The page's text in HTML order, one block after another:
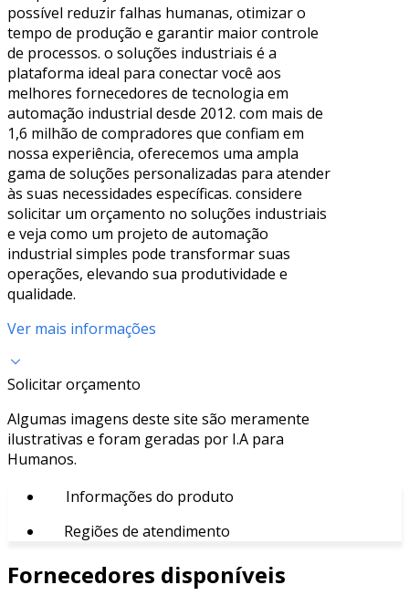
possível reduzir falhas humanas, otimizar o
tempo de produção e garantir maior controle
de processos. o soluções industriais é a
plataforma ideal para conectar você aos
melhores fornecedores de tecnologia em
automação industrial desde 2012. com mais de
1,6 milhão de compradores que confiam em
nossa experiência, oferecemos uma ampla
gama de soluções personalizadas para atender
às suas necessidades específicas. considere
solicitar um orçamento no soluções industriais
e veja como um projeto de automação
industrial simples pode transformar suas
operações, elevando sua produtividade e
qualidade.
Ver mais informações
Solicitar orçamento
Algumas imagens deste site são meramente
ilustrativas e foram geradas por I.A para
Humanos.
Informações do produto
Regiões de atendimento
Fornecedores disponíveis